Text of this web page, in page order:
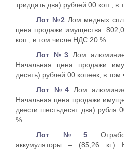
тридцать два) рублей 00 коп., в
Лот №2 Лом медных
цена продажи имущества:
коп., в том числе НДС 20 %.
Лот №3 Лом
Начальная цена продажи
десять) рублей 00 копеек, в
Лот №4 Лом
Начальная цена продажи
двести шестьдесят два) рубля
%.
Лот №5
аккумуляторы – (85,26 кг.)